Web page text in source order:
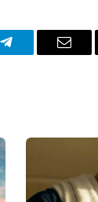
Telegram Email